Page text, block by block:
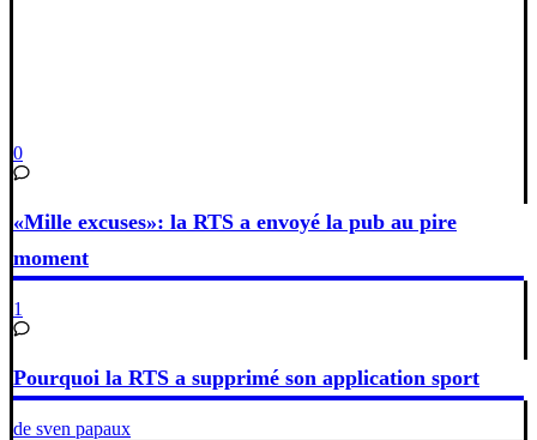
0
«Mille excuses»: la RTS a envoyé la pub au pire
moment
1
Pourquoi la RTS a supprimé son application sport
de sven papaux